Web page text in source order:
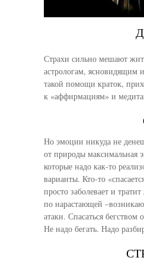
Страхи сильно мешают
астрологам,
такой помощи краток,
к «аффирмациям» и
Но эмоции никуда не
от природы максимальная
которые надо как-то
варианты. Кто-то
просто заболевает и
по нарастающей
атаки. Спасаться бегством
Не надо бегать. Надо